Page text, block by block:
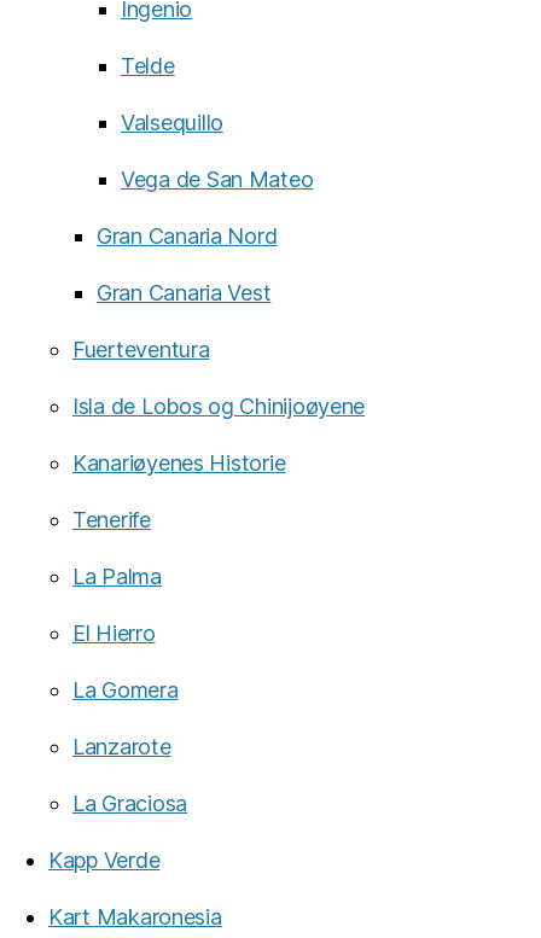
Ingenio
Telde
Valsequillo
Vega de San Mateo
Gran Canaria Nord
Gran Canaria Vest
Fuerteventura
Isla de Lobos og Chinijoøyene
Kanariøyenes Historie
Tenerife
La Palma
El Hierro
La Gomera
Lanzarote
La Graciosa
Kapp Verde
Kart Makaronesia